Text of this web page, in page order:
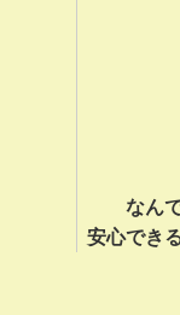
なん
安心でき